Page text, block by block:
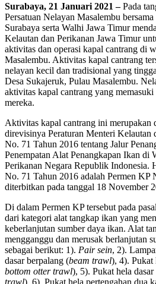
Surabaya, 21 Januari 2021 –Pada
Persatuan Nelayan Masalembu
Surabaya serta Walhi Jawa Timur
Kelautan dan Perikanan Jawa Timur
aktivitas dan operasi kapal cantrang di
Masalembu. Aktivitas kapal cantrang
nelayan kecil dan tradisional yang
Desa Sukajeruk, Pulau Masalembu.
aktivitas kapal cantrang yang
mereka.
Aktivitas kapal cantrang ini merupakan
direvisinya Peraturan Menteri Kelautan
No. 71 Tahun 2016 tentang Jalur
Penempatan Alat Penangkapan Ikan di
Perikanan Negara Republik Indonesia.
No. 71 Tahun 2016 adalah Permen KP
diterbitkan pada tanggal 18 November
Di dalam Permen KP tersebut pada
dari kategori alat tangkap ikan yang
keberlanjutan sumber daya ikan. Alat
mengganggu dan merusak berlanjutan
sebagai berikut: 1). Pair sein, 2).
dasar berpalang (beam trawl), 4). Pukat
bottom otter trawl), 5). Pukat hela
trawl), 6). Pukat hela pertengahan dua